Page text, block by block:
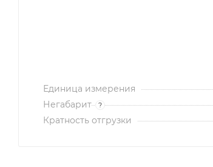
Единица измерения
Негабарит
?
Кратность отгрузки